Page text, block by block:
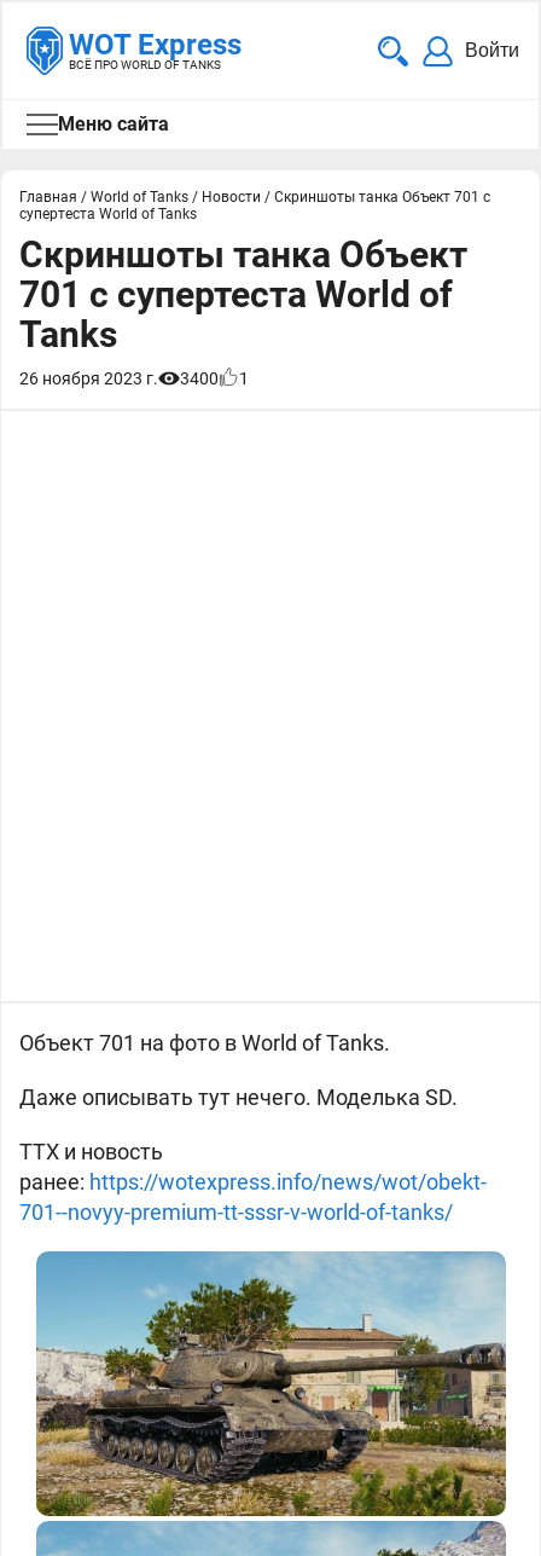
WOT Express
ВСЁ ПРО WORLD OF TANKS
Войти
Меню сайта
Главная / World of Tanks / Новости / Скриншоты танка Объект 701 с
супертеста World of Tanks
Скриншоты танка Объект
701 с супертеста World of
Tanks
26 ноября 2023 г. 3400 1
Объект 701 на фото в World of Tanks.
Даже описывать тут нечего. Моделька SD.
ТТХ и новость
ранее: https://wotexpress.info/news/wot/obekt-
701--novyy-premium-tt-sssr-v-world-of-tanks/